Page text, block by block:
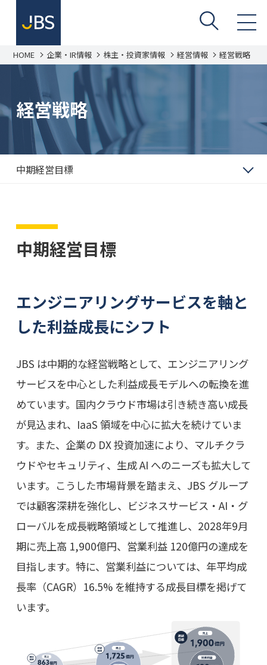
HOME 企業・IR情報 株主・投資家情報 経営情報 経営戦略
経営戦略
中期経営目標
中期経営目標
エンジニアリングサービスを軸と
した利益成長にシフト
JBS は中期的な経営戦略として、エンジニアリング
サービスを中心とした利益成長モデルへの転換を進
めています。国内クラウド市場は引き続き高い成長
が見込まれ、IaaS 領域を中心に拡大を続けていま
す。また、企業の DX 投資加速により、マルチクラ
ウドやセキュリティ、生成 AI へのニーズも拡大して
います。こうした市場背景を踏まえ、JBS グループ
では顧客深耕を強化し、ビジネスサービス・AI・グ
ローバルを成長戦略領域として推進し、2028年9月
期に売上高 1,900億円、営業利益 120億円の達成を
目指します。特に、営業利益については、年平均成
長率（CAGR）16.5% を維持する成長目標を掲げて
います。